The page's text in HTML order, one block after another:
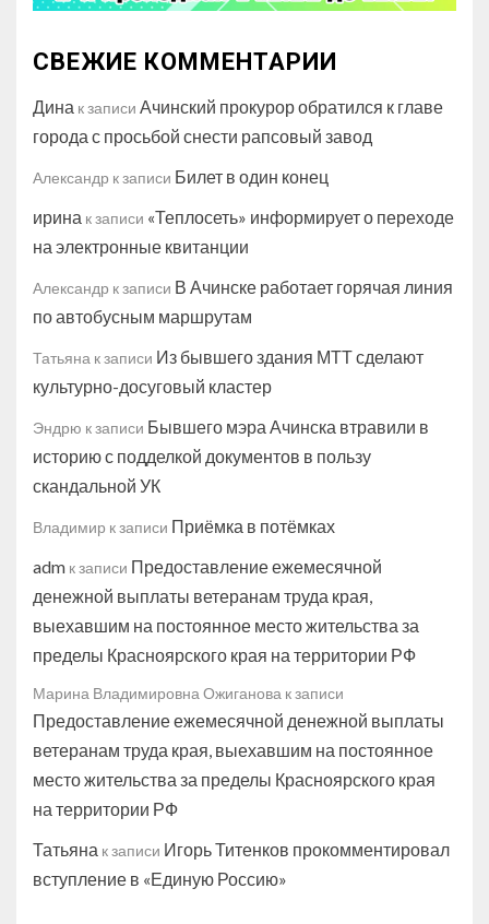
СВЕЖИЕ КОММЕНТАРИИ
Дина к записи Ачинский прокурор обратился к главе
города с просьбой снести рапсовый завод
Александр к записи Билет в один конец
ирина к записи «Теплосеть» информирует о переходе
на электронные квитанции
Александр к записи В Ачинске работает горячая линия
по автобусным маршрутам
Татьяна к записи Из бывшего здания МТТ сделают
культурно-досуговый кластер
Эндрю к записи Бывшего мэра Ачинска втравили в
историю с подделкой документов в пользу
скандальной УК
Владимир к записи Приёмка в потёмках
adm к записи Предоставление ежемесячной
денежной выплаты ветеранам труда края,
выехавшим на постоянное место жительства за
пределы Красноярского края на территории РФ
Марина Владимировна Ожиганова к записи
Предоставление ежемесячной денежной выплаты
ветеранам труда края, выехавшим на постоянное
место жительства за пределы Красноярского края
на территории РФ
Татьяна к записи Игорь Титенков прокомментировал
вступление в «Единую Россию»